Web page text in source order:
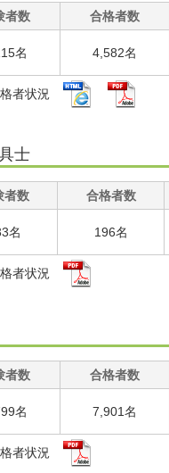
者数 合格者数
名 4,582名
者状況
士
者数 合格者数
名 196名
者状況
者数 合格者数
名 7,901名
者状況